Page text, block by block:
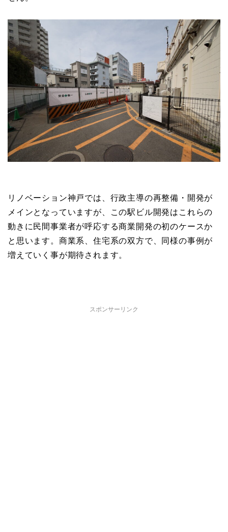
リノベーション神戸では、行政主導の再整備・開発が
メインとなっていますが、この駅ビル開発はこれらの
動きに民間事業者が呼応する商業開発の初のケースか
と思います。商業系、住宅系の双方で、同様の事例が
増えていく事が期待されます。
スポンサーリンク